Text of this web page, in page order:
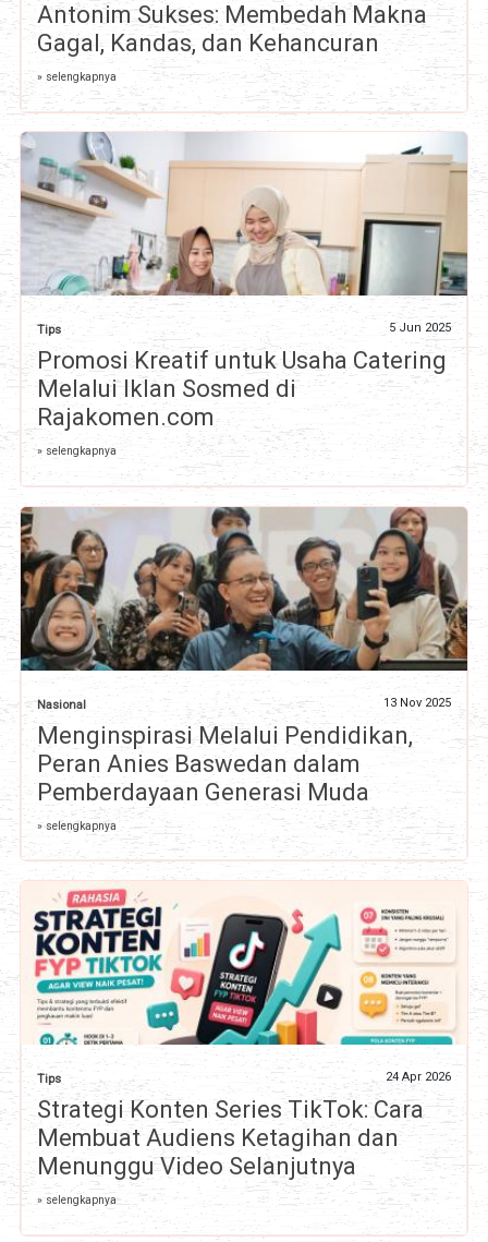
Antonim Sukses: Membedah Makna
Gagal, Kandas, dan Kehancuran
» selengkapnya
Tips 5 Jun 2025
Promosi Kreatif untuk Usaha Catering
Melalui Iklan Sosmed di
Rajakomen.com
» selengkapnya
Nasional 13 Nov 2025
Menginspirasi Melalui Pendidikan,
Peran Anies Baswedan dalam
Pemberdayaan Generasi Muda
» selengkapnya
Tips 24 Apr 2026
Strategi Konten Series TikTok: Cara
Membuat Audiens Ketagihan dan
Menunggu Video Selanjutnya
» selengkapnya